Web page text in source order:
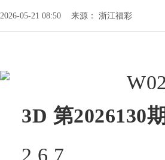
2026-05-21 08:50 来源： 浙江福彩
3D 第2026130期
2 6 7